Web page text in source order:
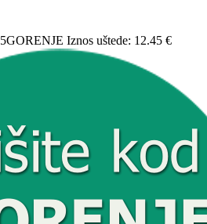
5GORENJE Iznos uštede: 12.45 €